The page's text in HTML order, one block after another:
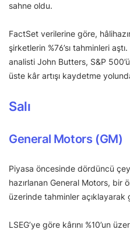
sahne oldu.
FactSet verilerine göre,
şirketlerin %76’sı tahminleri
analisti John Butters, S&P
üste kâr artışı kaydetme
Salı
General Motors (GM)
Piyasa öncesinde dördüncü
hazırlanan General Motors, bir
üzerinde tahminler açıklayarak
LSEG’ye göre kârını %10’un